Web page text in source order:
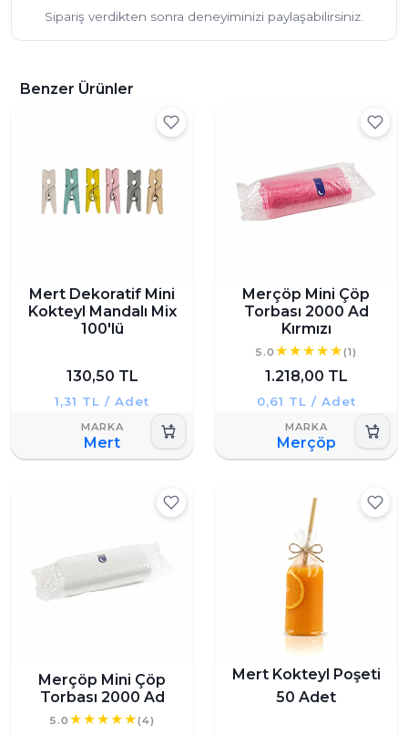
Sipariş verdikten sonra deneyiminizi paylaşabilirsiniz.
Benzer Ürünler
Mert Dekoratif Mini
Kokteyl Mandalı Mix
100'lü
130,50 TL
1,31 TL / Adet
Mert
Merçöp Mini Çöp
Torbası 2000 Ad
Kırmızı
5.0 (1)
1.218,00 TL
0,61 TL / Adet
Merçöp
Merçöp Mini Çöp
Torbası 2000 Ad
5.0 (4)
Mert Kokteyl Poşeti
50 Adet